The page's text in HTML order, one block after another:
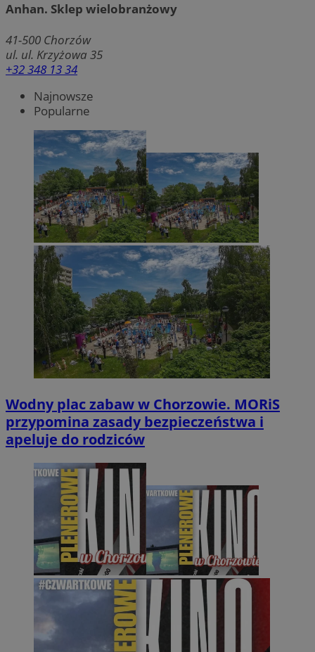
Anhan. Sklep wielobranżowy
41-500 Chorzów
ul. ul. Krzyżowa 35
+32 348 13 34
Najnowsze
Popularne
Wodny plac zabaw w Chorzowie. MORiS
przypomina zasady bezpieczeństwa i
apeluje do rodziców